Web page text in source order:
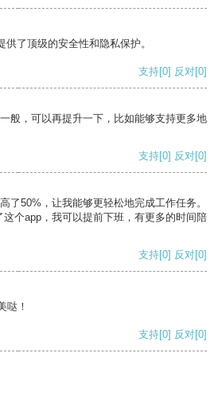
了顶级的安全性和隐私保护。
支持[0] 反对[0]
般，可以再提升一下，比如能够支持更多地
支持[0] 反对[0]
了50%，让我能够更轻松地完成工作任务。
个app，我可以提前下班，有更多的时间陪
支持[0] 反对[0]
哒！
支持[0] 反对[0]